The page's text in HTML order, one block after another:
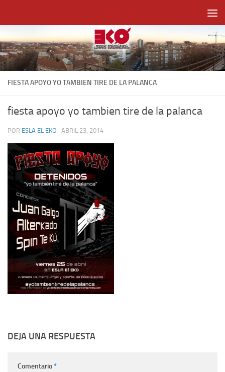
FIESTA APOYO YO TAMBIEN TIRE DE LA PALANCA
fiesta apoyo yo tambien tire de la palanca
POR ESLA EL EKO · ABRIL 23, 2014
DEJA UNA RESPUESTA
Comentario*